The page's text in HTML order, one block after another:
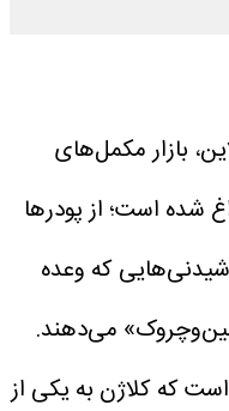
بازار مکمل‌های
شده است؛ از پودرها
که وعده
می‌دهند.
که کلاژن به یکی از